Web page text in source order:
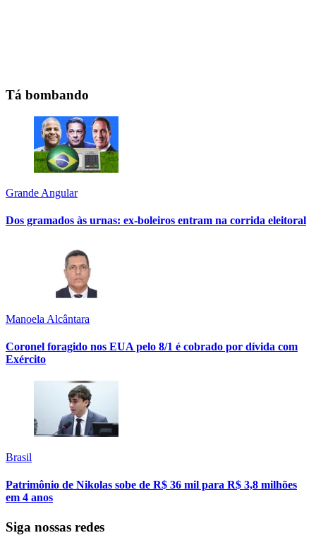
Tá bombando
Grande Angular
Dos gramados às urnas: ex-boleiros entram na corrida eleitoral
Manoela Alcântara
Coronel foragido nos EUA pelo 8/1 é cobrado por dívida com
Exército
Brasil
Patrimônio de Nikolas sobe de R$ 36 mil para R$ 3,8 milhões
em 4 anos
Siga nossas redes